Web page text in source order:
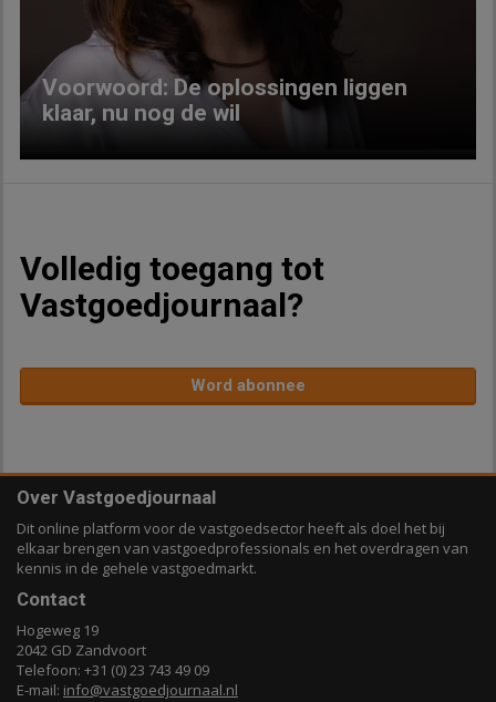
Voorwoord: De oplossingen liggen
klaar, nu nog de wil
Volledig toegang tot
Vastgoedjournaal?
Word abonnee
Over Vastgoedjournaal
Dit online platform voor de vastgoedsector heeft als doel het bij
elkaar brengen van vastgoedprofessionals en het overdragen van
kennis in de gehele vastgoedmarkt.
Contact
Hogeweg 19
2042 GD Zandvoort
Telefoon: +31 (0) 23 743 49 09
E-mail: info@vastgoedjournaal.nl